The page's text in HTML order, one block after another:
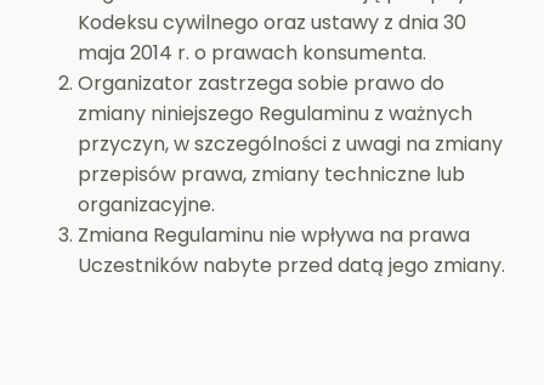
Kodeksu cywilnego oraz ustawy z dnia 30
maja 2014 r. o prawach konsumenta.
Organizator zastrzega sobie prawo do
zmiany niniejszego Regulaminu z ważnych
przyczyn, w szczególności z uwagi na zmiany
przepisów prawa, zmiany techniczne lub
organizacyjne.
Zmiana Regulaminu nie wpływa na prawa
Uczestników nabyte przed datą jego zmiany.